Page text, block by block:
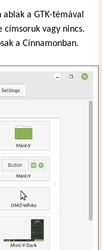
a GTK-témával
vagy nincs.
a Cinnamonban.